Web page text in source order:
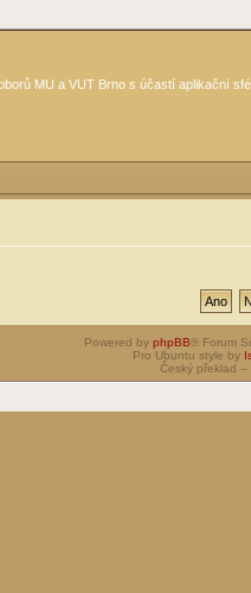
MU a VUT Brno s účastí aplikační
Powered by phpBB® Forum
Pro Ubuntu style by
Český překlad –